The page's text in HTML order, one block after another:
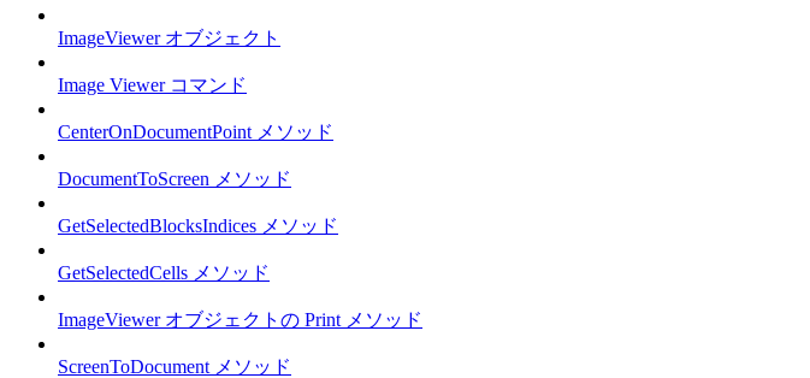
ImageViewer オブジェクト
Image Viewer コマンド
CenterOnDocumentPoint メソッド
DocumentToScreen メソッド
GetSelectedBlocksIndices メソッド
GetSelectedCells メソッド
ImageViewer オブジェクトの Print メソッド
ScreenToDocument メソッド